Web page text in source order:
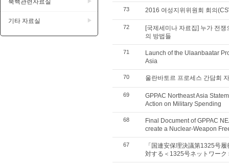
북핵관련자료실
기타 자료실 ▶
73 2016 여성지위위원회 회의
72
[국제세미나 자료집] 누가 전
의 방법들
71
Launch of the Ulaanbaatar
Asia
70 울란바토르 프로세스 간담회
69
GPPAC Northeast Asia
Action on Military Spending
68
Final Document of GPPAC
create a Nuclear-Weapon
67
「国連安保理決議第1325号
対する＜1325号ネットワーク